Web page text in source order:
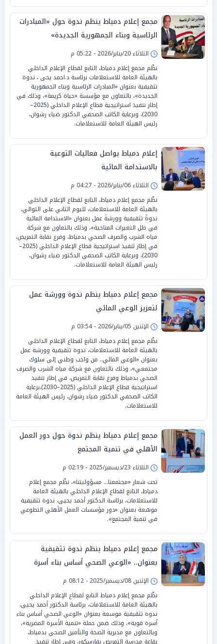
مجمع إعلام دمياط ينظم ندوة حول «المبادرات
الرئاسية وبناء الجمهورية الجديدة»
الثلاثاء 20/يناير/2026 - 05:22 م
نظّم مجمع إعلام دمياط، التابع لقطاع الإعلام الداخلي
بالهيئة العامة للاستعلامات برئاسة د.احمد يحى ، ندوة
تثقيفية بعنوان «المبادرات الرئاسية وبناء الجمهورية
الجديدة»، بالتعاون مع مؤسسة «حياة كريمة»، وذلك في
إطار تنفيذ استراتيجية قطاع الإعلام الداخلي (2025–
2030)، وبرعاية الكاتب الصحفي الدكتور ضياء رشوان،
رئيس الهيئة العامة للاستعلامات.
إعلام دمياط يواصل فعاليات التوعية
بالاستدامة المائية
الثلاثاء 06/يناير/2026 - 04:27 م
نظّم مجمع إعلام دمياط، التابع لقطاع الإعلام الداخلي
بالهيئة العامة للاستعلامات، لليوم الثاني على التوالي،
ندوةً تثقيفية وورشةَ عمل بعنوان «الاستدامة المائية
في ظل التغيرات المناخية»، وذلك بالتعاون مع شركة
مياه الشرب والصرف الصحي بدمياط، وفرع نقابة التمريض،
في إطار تنفيذ استراتيجية قطاع الإعلام الداخلي (2025–
2030)، وبرعاية الكاتب الصحفي الدكتور ضياء رشوان،
رئيس الهيئة العامة للاستعلامات.
مجمع إعلام دمياط ينظم ندوة وورشة عمل
لتعزيز الوعي المائي
الإثنين 05/يناير/2026 - 03:54 م
نظّم مجمع إعلام دمياط، التابع لقطاع الإعلام الداخلي
بالهيئة العامة للاستعلامات، ندوة تثقيفية وورشة عمل
بعنوان «الوعي المائي.. من واجب وطني إلى سلوك
مجتمعي»، وذلك بالتعاون مع شركة مياه الشرب والصرف
الصحي بدمياط وفرع نقابة التمريض، في إطار تنفيذ
استراتيجية قطاع الإعلام الداخلي (2025–2030)،برعاية
الكاتب الصحفي الدكتور ضياء رشوان، رئيس الهيئة العامة
للاستعلامات.
مجمع إعلام دمياط ينظم ندوة حول دور العمل
الأهلي في تنمية المجتمع
الثلاثاء 23/ديسمبر/2025 - 02:19 م
تحت شعار «مجتمعنا… مسؤوليتنا»، نظّم مجمع إعلام
دمياط، التابع لقطاع الإعلام الداخلي بالهيئة العامة
للاستعلامات، برئاسة الدكتور أحمد يحيى، ندوة تثقيفية
موسّعة بعنوان «دور مؤسسات العمل الأهلي التطوعي
في تنمية المجتمع».
مجمع إعلام دمياط ينظم ندوة تثقيفية
بعنوان.. «الوعي الصحي أساس بناء أسرة
قوية»الإثنين 08/ديسمبر/2025 - 08:12 م
نظّم مجمع إعلام دمياط التابع لقطاع الإعلام الداخلي
بالهيئة العامة للاستعلامات، برئاسة الدكتور أحمد يحيى،
ندوة تثقيفية موسعة بعنوان «الوعي الصحي أساس بناء
أسرة قوية»، وذلك ضمن حملة «تنمية الأسرة المصرية»،
وبالتعاون مع مديرية الصحة والتأمين الصحي بدمياط،
بقاعة مدرسة التمريض بفارسكور، وفي إطار تنفيذ